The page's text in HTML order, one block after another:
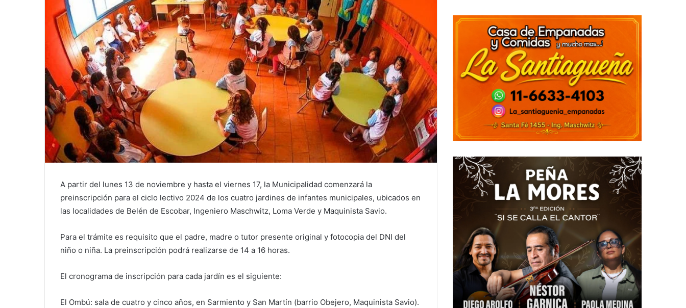
A partir del lunes 13 de noviembre y hasta el viernes 17, la Municipalidad comenzará la
preinscripción para el ciclo lectivo 2024 de los cuatro jardines de infantes municipales, ubicados en
las localidades de Belén de Escobar, Ingeniero Maschwitz, Loma Verde y Maquinista Savio.
Para el trámite es requisito que el padre, madre o tutor presente original y fotocopia del DNI del
niño o niña. La preinscripción podrá realizarse de 14 a 16 horas.
El cronograma de inscripción para cada jardín es el siguiente:
El Ombú: sala de cuatro y cinco años, en Sarmiento y San Martín (barrio Obejero, Maquinista Savio).